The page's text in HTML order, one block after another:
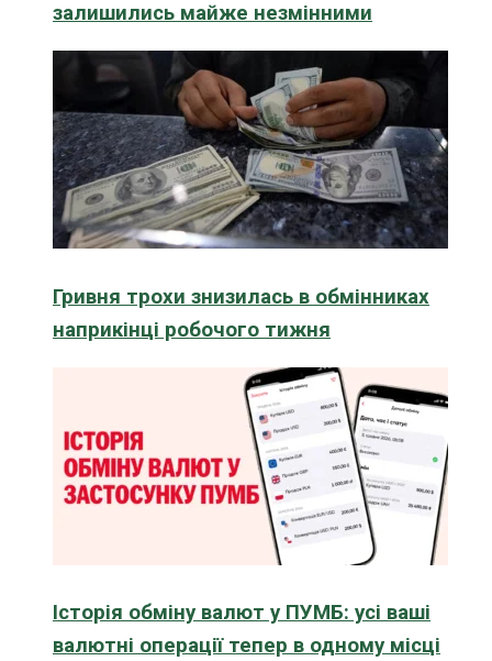
залишились майже незмінними
Гривня трохи знизилась в обмінниках
наприкінці робочого тижня
Історія обміну валют у ПУМБ: усі ваші
валютні операції тепер в одному місці